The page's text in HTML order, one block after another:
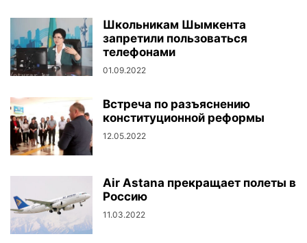
Школьникам Шымкента
запретили пользоваться
телефонами
01.09.2022
Встреча по разъяснению
конституционной реформы
12.05.2022
Air Astana прекращает полеты в
Россию
11.03.2022